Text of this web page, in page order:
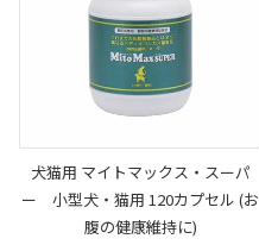
犬猫用 マイトマックス・スーパ
ー 小型犬・猫用 120カプセル (お
腹の健康維持に)